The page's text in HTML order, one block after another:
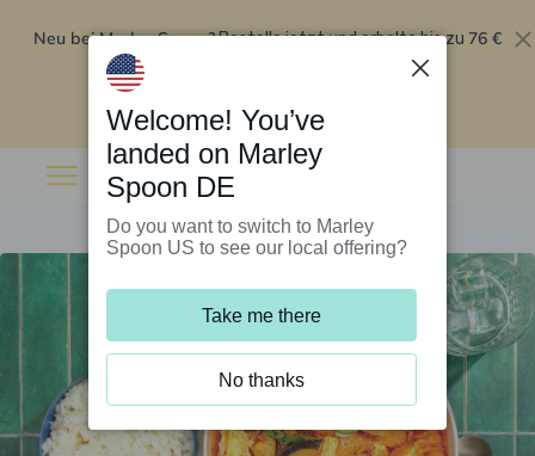
Neu bei Marley Spoon?Bestelle jetzt und erhalte bis zu 76 €
Rabatt auf deine ersten fünf Boxen
Welcome! You’ve
landed on Marley
Spoon DE
Do you want to switch to Marley
Spoon US to see our local offering?
Take me there
No thanks